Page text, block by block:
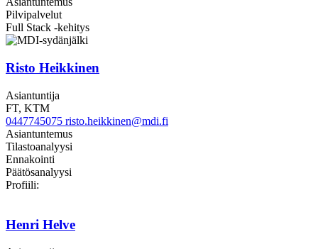
Pilvipalvelut
Full Stack -kehitys
Risto Heikkinen
Asiantuntija
FT, KTM
0447745075 risto.heikkinen@mdi.fi
Asiantuntemus
Tilastoanalyysi
Ennakointi
Päätösanalyysi
Profiili:
Henri Helve